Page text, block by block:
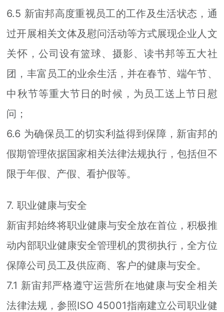
6.5 新宙邦高度重视员工的工作及生活状态，通
过开展相关文体及慰问活动等方式展现企业人文
关怀，公司设有篮球、摄影、读书邦等五大社
团，丰富员工的业余生活，并在春节、端午节、
中秋节等重大节日的时候，为员工送上节日慰
问；
6.6 为确保员工的切实利益得到保障，新宙邦的
假期管理依据国家相关法律法规执行，包括但不
限于年假、产假、看护假等。
7. 职业健康与安全
新宙邦始终将职业健康与安全放在首位，积极推
动内部职业健康安全管理机的贯彻执行，全方位
保障公司员工及供应商、客户的健康与安全。
7.1 新宙邦严格遵守运营所在地健康与安全相关
法律法规，参照ISO 45001指南建立公司职业健